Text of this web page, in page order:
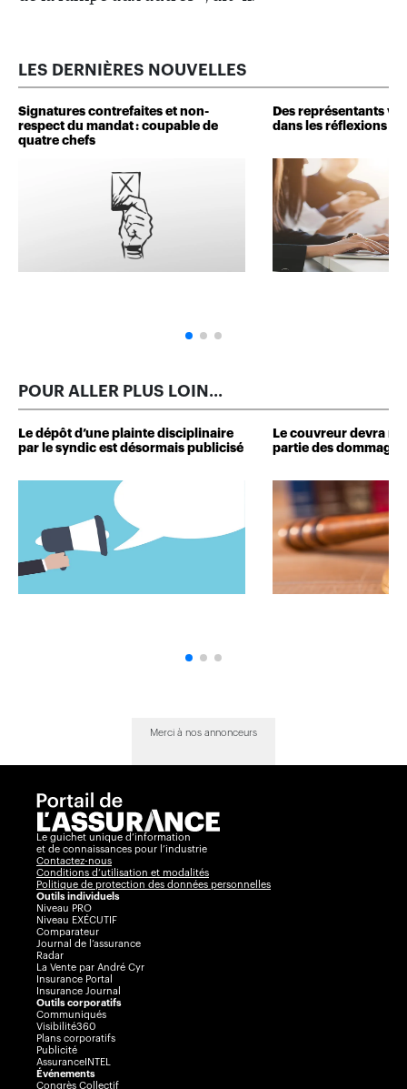
LES DERNIÈRES NOUVELLES
Signatures contrefaites et non-
respect du mandat : coupable de
quatre chefs
Des représentants
dans les réflexions de
POUR ALLER PLUS LOIN...
Le dépôt d’une plainte disciplinaire
par le syndic est désormais publicisé
Le couvreur devra
partie des dommages
Merci à nos annonceurs
Le guichet unique d’information
et de connaissances pour l’industrie
Contactez-nous
Conditions d’utilisation et modalités
Politique de protection des données personnelles
Outils individuels
Niveau PRO
Niveau EXÉCUTIF
Comparateur
Journal de l’assurance
Radar
La Vente par André Cyr
Insurance Portal
Insurance Journal
Outils corporatifs
Communiqués
Visibilité360
Plans corporatifs
Publicité
AssuranceINTEL
Événements
Congrès Collectif